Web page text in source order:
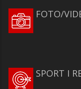
FOTO/
SPORT I